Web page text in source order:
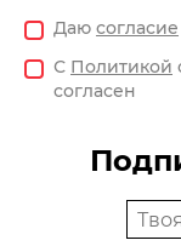
Даю согласие
С Политикой
согласен